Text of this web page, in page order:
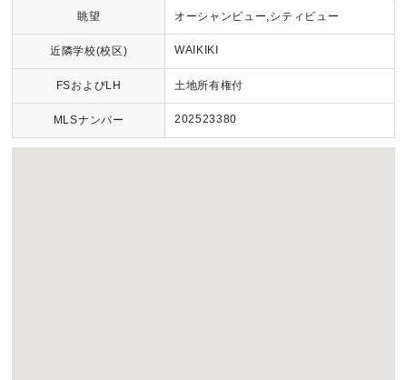
眺望 オーシャンビュー,シティビュー
近隣学校(校区) WAIKIKI
FSおよびLH 土地所有権付
MLSナンバー 202523380